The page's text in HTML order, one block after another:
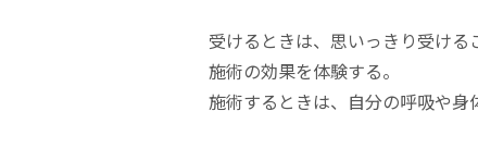
受けるときは、思いっきり受ける
施術の効果を体験する。
施術するときは、自分の呼吸や身